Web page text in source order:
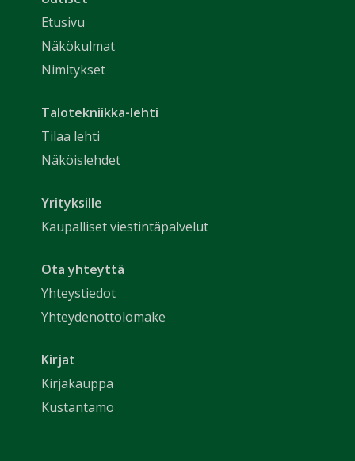
Etusivu
Näkökulmat
Nimitykset
Talotekniikka-lehti
Tilaa lehti
Näköislehdet
Yrityksille
Kaupalliset viestintäpalvelut
Ota yhteyttä
Yhteystiedot
Yhteydenottolomake
Kirjat
Kirjakauppa
Kustantamo